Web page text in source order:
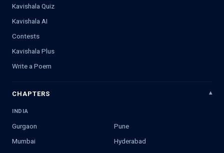
Kavishala Quiz
Kavishala AI
Contests
Kavishala Plus
Write a Poem
CHAPTERS
INDIA
Gurgaon
Pune
Mumbai
Hyderabad